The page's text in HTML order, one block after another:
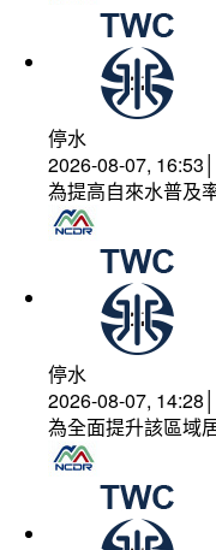
停水
2026-08-07,
為提高自來水普及
停水
2026-08-07,
為全面提升該區域